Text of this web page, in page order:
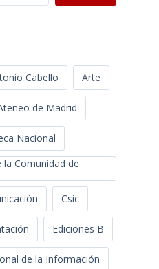
Cabello Arte
de Madrid
Nacional
la Comunidad de
Csic
Ediciones B
de la Información